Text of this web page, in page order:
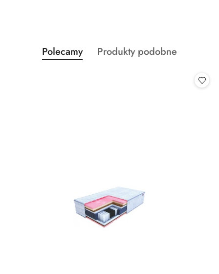
Pomiń karuzelę produktów
Produkty
o
Polecamy
Produkty
Produkty podobne